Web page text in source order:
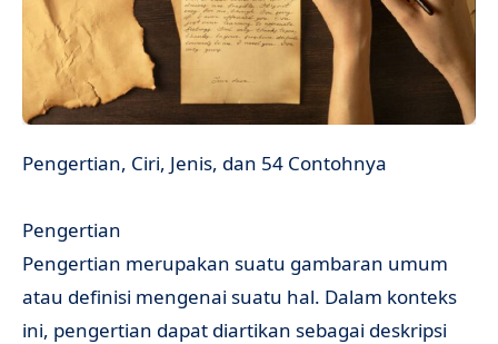
Pengertian, Ciri, Jenis, dan 54 Contohnya
Pengertian
Pengertian merupakan suatu gambaran umum
atau definisi mengenai suatu hal. Dalam konteks
ini, pengertian dapat diartikan sebagai deskripsi